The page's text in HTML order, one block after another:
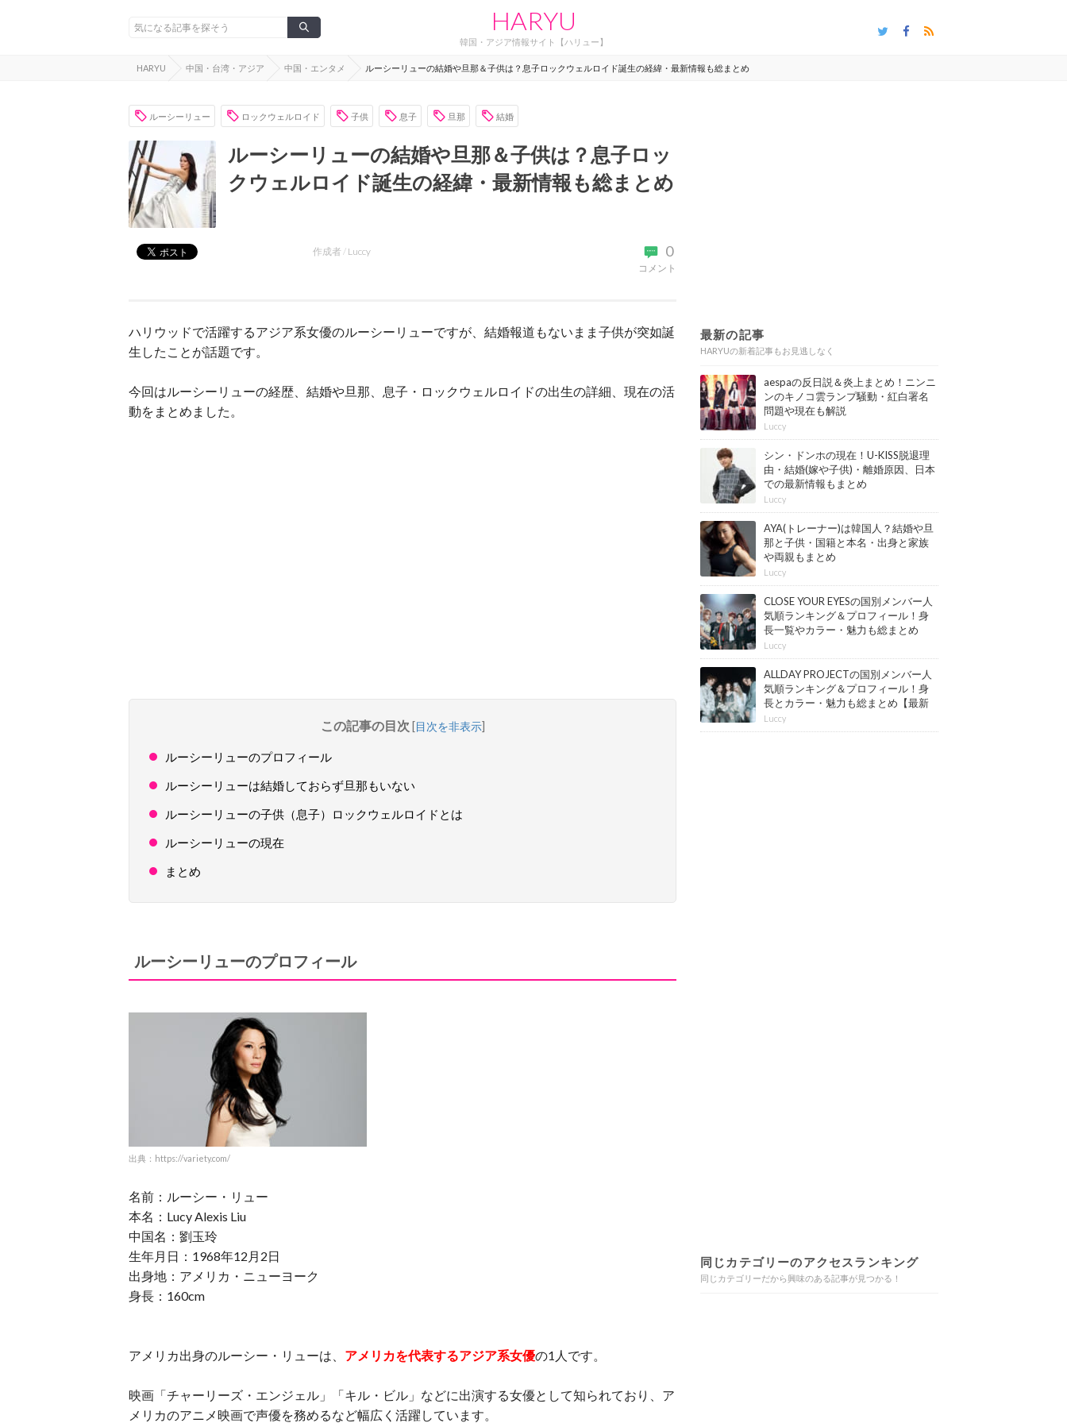
HARYU
韓国・アジア情報サイト【ハリュー】
HARYU 中国・台湾・アジア 中国・エンタメ ルーシーリューの結婚や旦那＆子供は？息子ロックウェルロイド誕生の経緯・最新情報も総まとめ
ルーシーリュー ロックウェルロイド 子供 息子 旦那 結婚
ルーシーリューの結婚や旦那＆子供は？息子ロッ
クウェルロイド誕生の経緯・最新情報も総まとめ
0
コメント
作成者 / Luccy
ハリウッドで活躍するアジア系女優のルーシーリューですが、結婚報道もないまま子供が突如誕
生したことが話題です。
今回はルーシーリューの経歴、結婚や旦那、息子・ロックウェルロイドの出生の詳細、現在の活
動をまとめました。
この記事の目次 [目次を非表示]
ルーシーリューのプロフィール
ルーシーリューは結婚しておらず旦那もいない
ルーシーリューの子供（息子）ロックウェルロイドとは
ルーシーリューの現在
まとめ
ルーシーリューのプロフィール
出典：https://variety.com/
名前：ルーシー・リュー
本名：Lucy Alexis Liu
中国名：劉玉玲
生年月日：1968年12月2日
出身地：アメリカ・ニューヨーク
身長：160cm
アメリカ出身のルーシー・リューは、 アメリカを代表するアジア系女優の1人です。
映画「チャーリーズ・エンジェル」「キル・ビル」などに出演する女優として知られており、ア
メリカのアニメ映画で声優を務めるなど幅広く活躍しています。
最新の記事
HARYUの新着記事もお見逃しなく
aespaの反日説＆炎上まとめ！ニンニ
ンのキノコ雲ランプ騒動・紅白署名
問題や現在も解説
Luccy
シン・ドンホの現在！U-KISS脱退理
由・結婚(嫁や子供)・離婚原因、日本
での最新情報もまとめ
Luccy
AYA(トレーナー)は韓国人？結婚や旦
那と子供・国籍と本名・出身と家族
や両親もまとめ
Luccy
CLOSE YOUR EYESの国別メンバー人
気順ランキング＆プロフィール！身
長一覧やカラー・魅力も総まとめ
【最新版】
Luccy
ALLDAY PROJECTの国別メンバー人
気順ランキング＆プロフィール！身
長とカラー・魅力も総まとめ【最新
版】
Luccy
同じカテゴリーのアクセスランキング
同じカテゴリーだから興味のある記事が見つかる！